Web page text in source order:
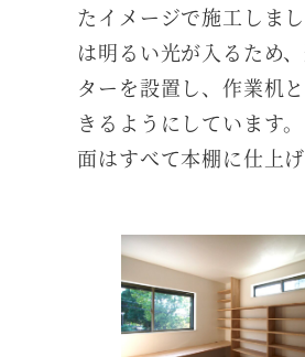
たイメージで施工しま
は明るい光が入るため
ターを設置し、作業机
きるようにしています
面はすべて本棚に仕上げ